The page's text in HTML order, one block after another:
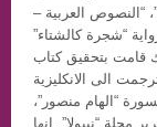
“النصوص العربية –
“شجرة كالشتاء”
قامت بتحقيق كتاب
الى الانكليزية
“الهام منصور”،
مجلة “نيبولا”. انها